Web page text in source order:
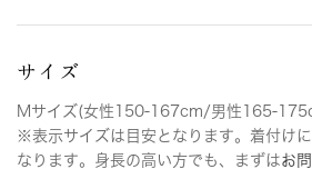
サイズ
Mサイズ(女性150-167cm/男性165-
※表示サイズは目安となります。着付け
なります。身長の高い方でも、まずはお